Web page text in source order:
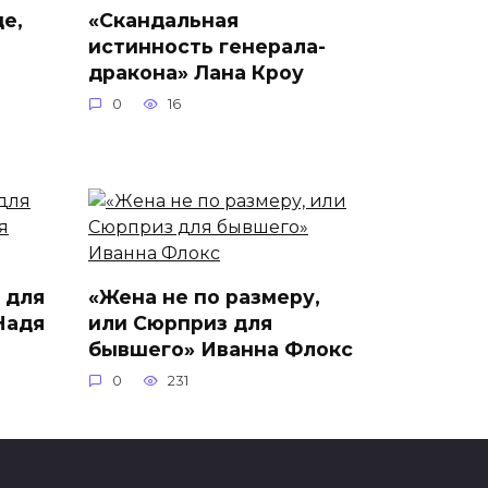
«Скандальная
истинность генерала-
дракона» Лана Кроу
0 16
для
«Жена не по размеру,
или Сюрприз для
бывшего» Иванна Флокс
0 231